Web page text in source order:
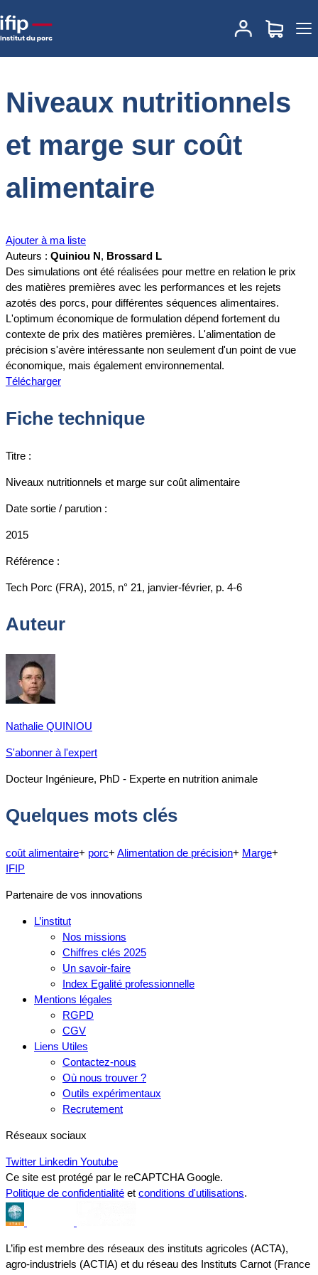
Accueil
Niveaux nutritionnels et marge sur coût
alimentaire
Niveaux nutritionnels
et marge sur coût
alimentaire
Ajouter à ma liste
Auteurs : Quiniou N, Brossard L
Des simulations ont été réalisées pour mettre en relation le prix
des matières premières avec les performances et les rejets
azotés des porcs, pour différentes séquences alimentaires.
L'optimum économique de formulation dépend fortement du
contexte de prix des matières premières. L'alimentation de
précision s'avère intéressante non seulement d'un point de vue
économique, mais également environnemental.
Télécharger
Fiche technique
Titre :
Niveaux nutritionnels et marge sur coût alimentaire
Date sortie / parution :
2015
Référence :
Tech Porc (FRA), 2015, n° 21, janvier-février, p. 4-6
Auteur
Nathalie QUINIOU
S'abonner à l'expert
Docteur Ingénieure, PhD - Experte en nutrition animale
Quelques mots clés
coût alimentaire+ porc+ Alimentation de précision+ Marge+
IFIP
Partenaire de vos innovations
L’institut
Nos missions
Chiffres clés 2025
Un savoir-faire
Index Egalité professionnelle
Mentions légales
RGPD
CGV
Liens Utiles
Contactez-nous
Où nous trouver ?
Outils expérimentaux
Recrutement
Réseaux sociaux
Twitter Linkedin Youtube
Ce site est protégé par le reCAPTCHA Google.
Politique de confidentialité et conditions d'utilisations.
L’ifip est membre des réseaux des instituts agricoles (ACTA),
agro-industriels (ACTIA) et du réseau des Instituts Carnot (France